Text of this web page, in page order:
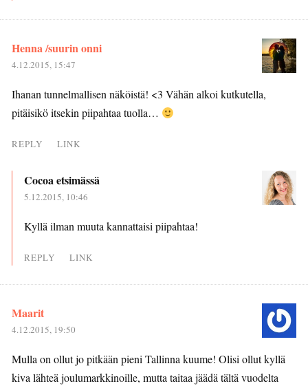
Henna /suurin onni
4.12.2015, 15:47
Ihanan tunnelmallisen näköistä! <3 Vähän alkoi kutkutella,
pitäisikö itsekin piipahtaa tuolla…
REPLY LINK
Cocoa etsimässä
5.12.2015, 10:46
Kyllä ilman muuta kannattaisi piipahtaa!
REPLY LINK
Maarit
4.12.2015, 19:50
Mulla on ollut jo pitkään pieni Tallinna kuume! Olisi ollut kyllä
kiva lähteä joulumarkkinoille, mutta taitaa jäädä tältä vuodelta